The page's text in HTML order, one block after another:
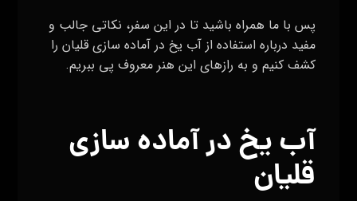
پس با ما همراه باشید تا در این سفر، نکاتی جالب و
مفید درباره استفاده از آب یخ در آماده‌ سازی قلیان را
کشف کنیم و به رازهای این هنر معروف پی ببریم.
آب یخ در آماده سازی
قلیان